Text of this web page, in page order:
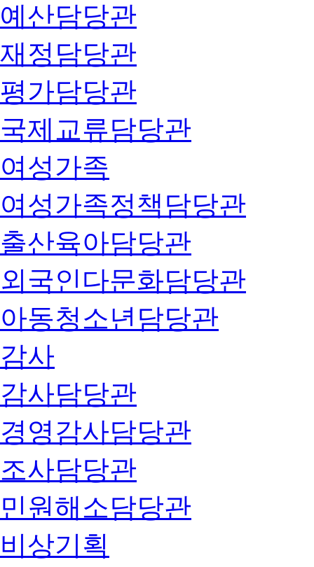
예산담당관
재정담당관
평가담당관
국제교류담당관
여성가족
여성가족정책담당관
출산육아담당관
외국인다문화담당관
아동청소년담당관
감사
감사담당관
경영감사담당관
조사담당관
민원해소담당관
비상기획